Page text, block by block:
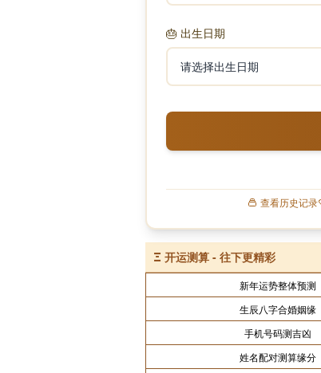
🎂 出生日期
查看历史记录
Ξ 开运测算 - 往下更精彩
新年运势整体预测
生辰八字合婚姻缘
手机号码测吉凶
姓名配对测算缘分